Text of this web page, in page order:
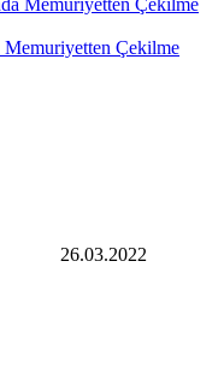
Memuriyetten Çekilme
26.03.2022